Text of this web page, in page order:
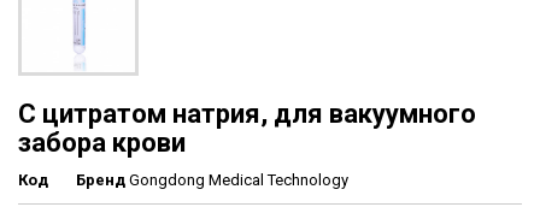
С цитратом натрия, для вакуумного
забора крови
Код Бренд Gongdong Medical Technology